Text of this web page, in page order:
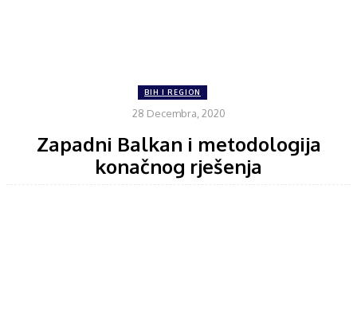
BIH I REGION
28 Decembra, 2020
Zapadni Balkan i metodologija
konačnog rješenja